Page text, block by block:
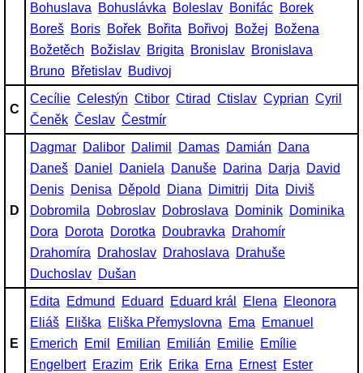
Bohuslava
Bohuslávka Boleslav Bonifác Borek
Boreš Boris Bořek Bořita Bořivoj Božej
Božena
Božetěch
Božislav Brigita Bronislav Bronislava
Bruno Břetislav Budivoj
C
Cecílie Celestýn Ctibor Ctirad Ctislav Cyprian Cyril
Čeněk Česlav Čestmír
D
Dagmar Dalibor Dalimil Damas Damián
Dana
Daneš Daniel Daniela Danuše Darina Darja
David
Denis Denisa Děpold Diana Dimitrij Dita
Diviš
Dobromila
Dobroslav Dobroslava Dominik Dominika
Dora
Dorota Dorotka Doubravka
Drahomír
Drahomíra
Drahoslav Drahoslava
Drahuše
Duchoslav Dušan
E
Edita Edmund Eduard Eduard král Elena
Eleonora
Eliáš Eliška Eliška Přemyslovna Ema
Emanuel
Emerich
Emil Emilian Emilián Emilie Emílie
Engelbert Erazim Erik Erika Erna Ernest Ester